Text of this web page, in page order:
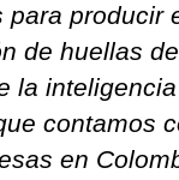
para producir
de huellas
la
contamos
en